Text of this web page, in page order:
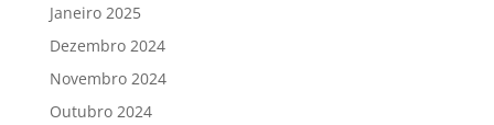
Janeiro 2025
Dezembro 2024
Novembro 2024
Outubro 2024